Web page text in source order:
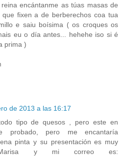
encántanme as túas masas de
fixen a de berberechos coa tua
e saiu boísima ( os croques os
eu o día antes... hehehe iso si é
prima )
de 2013 a las 16:17
tipo de quesos , pero este en
probado, pero me encantaría
pinta y su presentación es muy
y mi correo es: